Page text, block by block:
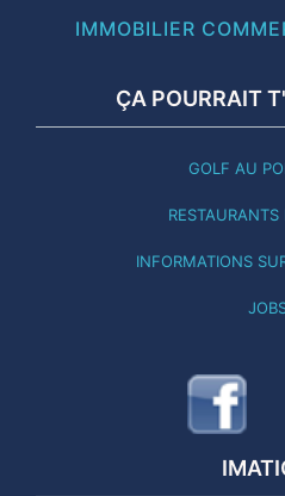
IMMOBILIER
ÇA POURRAIT
GOLF AU
INFORMATIONS